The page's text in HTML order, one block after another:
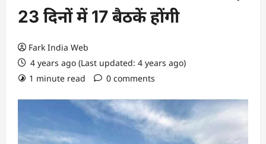
23 दिनों में 17 बैठकें होंगी
Fark India Web
4 years ago (Last updated: 4 years ago)
1 minute read
0 comments